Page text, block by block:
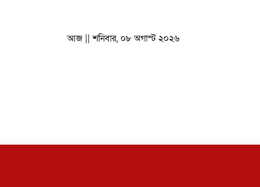
আজ || শনিবার, ০৮ অগাস্ট ২০২৬